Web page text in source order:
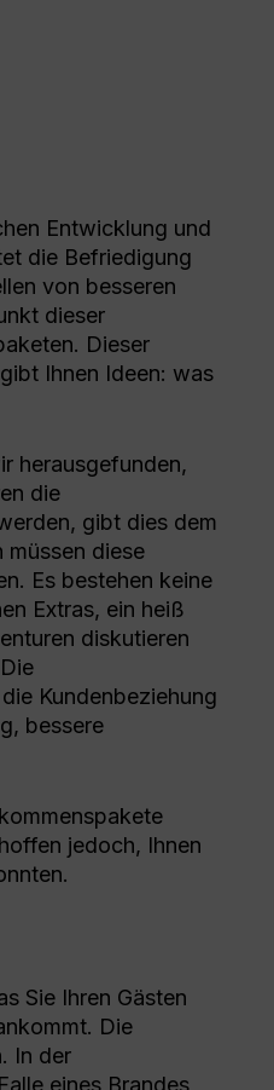
und
Entwicklung und
die Befriedigung
von besseren
dieser
Dieser
Ihnen Ideen: was
herausgefunden,
die
gibt dies dem
müssen diese
Es bestehen keine
Extras, ein heiß
diskutieren
Kundenbeziehung
bessere
jedoch, Ihnen
Sie Ihren Gästen
Die
In der
eines Brandes